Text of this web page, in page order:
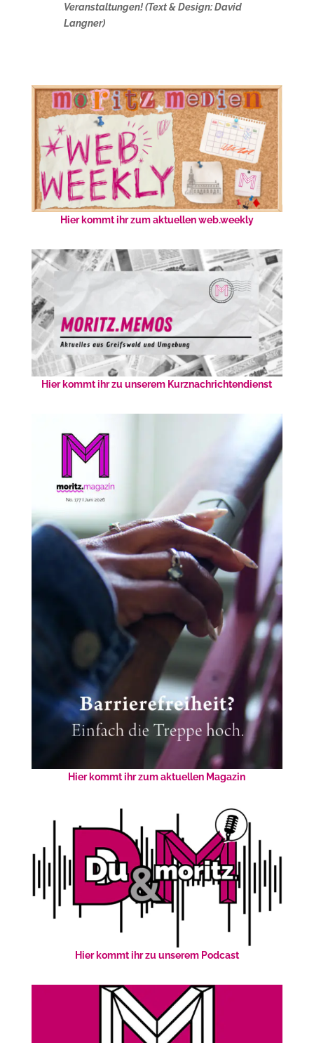
Veranstaltungen! (Text & Design: David
Langner)
Hier kommt ihr zum aktuellen web.weekly
Hier kommt ihr zu unserem Kurznachrichtendienst
Hier kommt ihr zum aktuellen Magazin
Hier kommt ihr zu unserem Podcast